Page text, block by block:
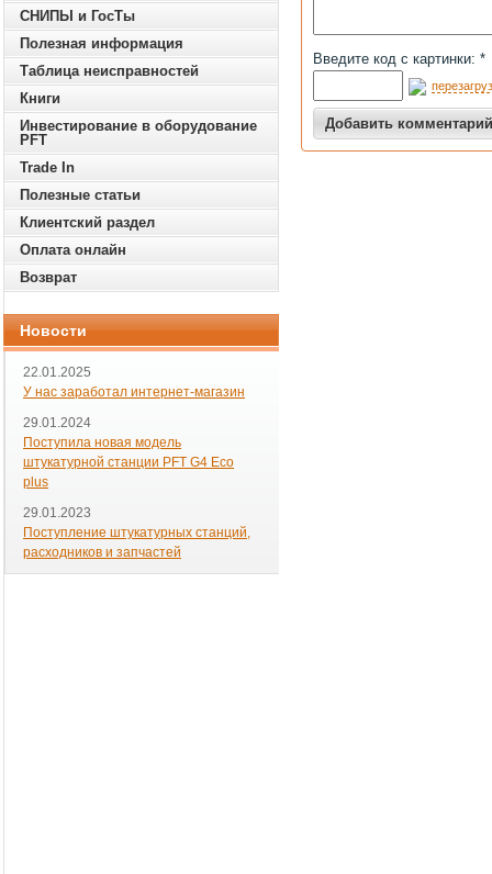
Введите код с картинки: *
СНИПЫ и ГосТы
Полезная информация
Таблица неисправностей
Книги
Инвестирование в оборудование
PFT
Trade In
Полезные статьи
Клиентский раздел
Оплата онлайн
Возврат
Новости
22.01.2025
У нас заработал интернет-магазин
29.01.2024
Поступила новая модель
штукатурной станции PFT G4 Eco
plus
29.01.2023
Поступление штукатурных станций,
расходников и запчастей